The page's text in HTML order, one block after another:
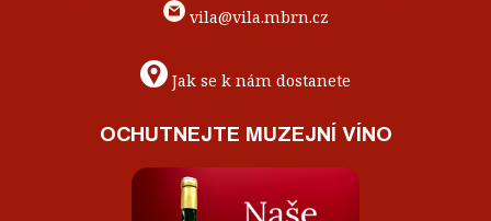
vila@vila.mbrn.cz
Jak se k nám dostanete
OCHUTNEJTE MUZEJNÍ VÍNO